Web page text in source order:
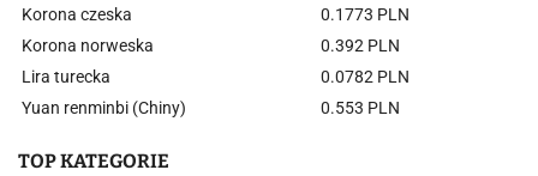
Korona czeska
0.1773 PLN
Korona norweska
0.392 PLN
Lira turecka
0.0782 PLN
Yuan renminbi (Chiny)
0.553 PLN
TOP KATEGORIE